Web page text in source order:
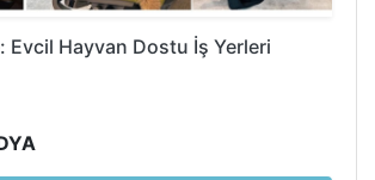
Evcil Hayvan Dostu İş Yerleri